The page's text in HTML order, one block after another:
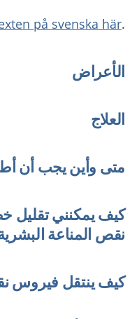
.
på svenska här
الأعراض
العلاج
متى وأين يجب أن
كيف يمكنني تقليل
نقص المناعة
كيف ينتقل فيروس